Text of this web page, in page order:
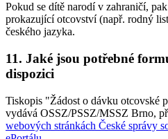
Pokud se dítě narodí v zahraničí,
prokazující otcovství (např. rodný
českého jazyka.
11. Jaké jsou potřebné
dispozici
Tiskopis "Žádost o dávku otcovské
vydává OSSZ/PSSZ/MSSZ Brno,
webových stránkách České správy